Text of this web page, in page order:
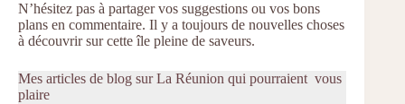
N’hésitez pas à partager vos suggestions ou vos bons
plans en commentaire. Il y a toujours de nouvelles choses
à découvrir sur cette île pleine de saveurs.
Mes articles de blog sur La Réunion qui pourraient vous
plaire